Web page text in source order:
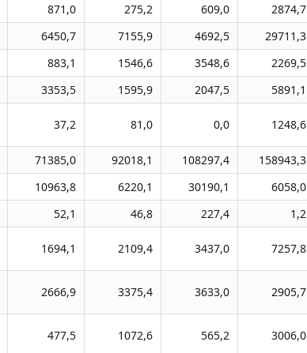
871,0 275,2 609,0 2874,7
6450,7 7155,9 4692,5 29711,3
883,1 1546,6 3548,6 2269,5
3353,5 1595,9 2047,5 5891,1
37,2 81,0 0,0 1248,6
71385,0 92018,1 108297,4 158943,3
10963,8 6220,1 30190,1 6058,0
52,1 46,8 227,4 1,2
1694,1 2109,4 3437,0 7257,8
2666,9 3375,4 3633,0 2905,7
477,5 1072,6 565,2 3006,0